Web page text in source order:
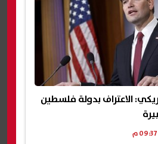
الاعتراف بدولة فلسطين